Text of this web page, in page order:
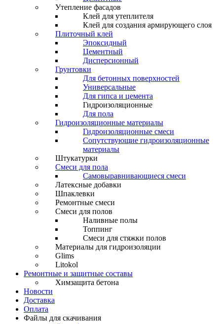
Утепление фасадов
Клей для утеплителя
Клей для создания армирующего слоя
Плиточный клей
Эпоксидный
Цементный
Дисперсионный
Грунтовки
Для бетонных поверхностей
Универсальные
Для гипса и цемента
Гидроизоляционные
Для пола
Гидроизоляционные материалы
Гидроизоляционные смеси
Сопутствующие гидроизоляционные
материалы
Штукатурки
Смеси для пола
Самовыравнивающиеся смеси
Латексные добавки
Шпаклевки
Ремонтные смеси
Смеси для полов
Наливные полы
Топпинг
Смеси для стяжки полов
Материалы для гидроизоляции
Glims
Litokol
Ремонтные и защитные составы
Химзащита бетона
Новости
Доставка
Оплата
Файлы для скачивания